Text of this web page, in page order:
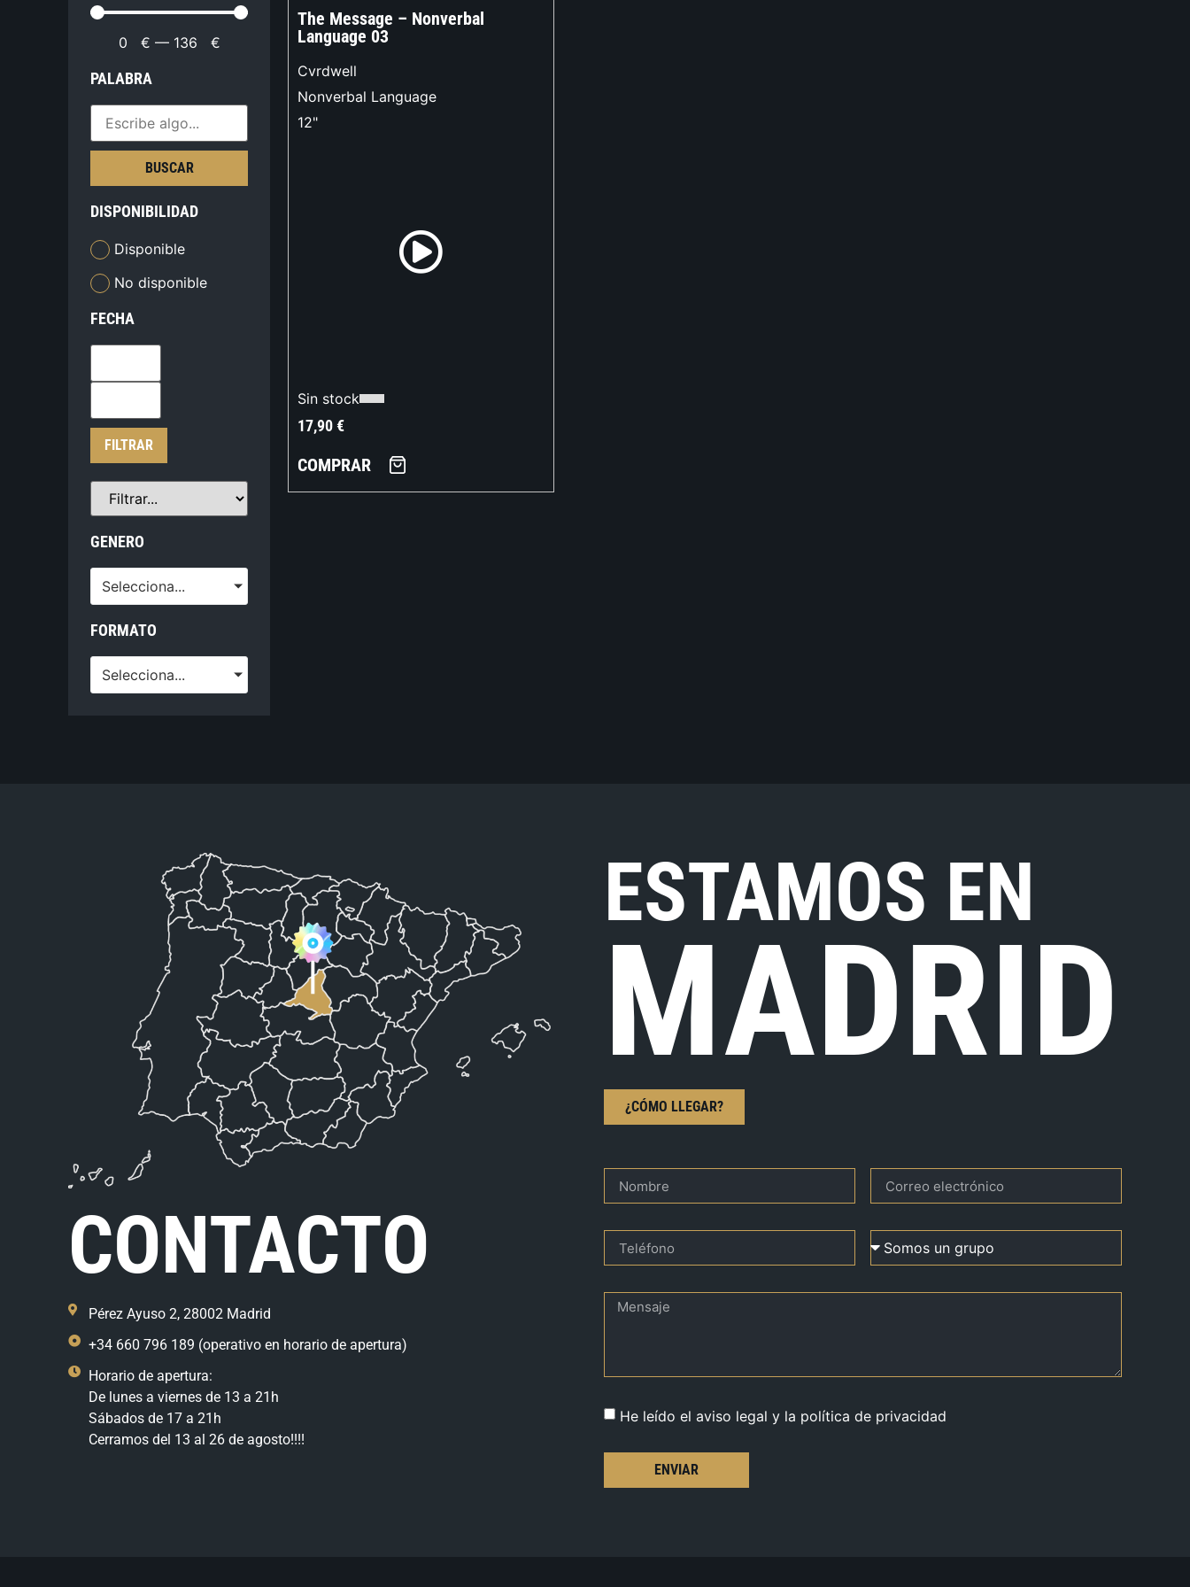
0 € — 136 €
PALABRA
BUSCAR
DISPONIBILIDAD
Disponible
No disponible
FECHA
FILTRAR
GENERO
Selecciona...
FORMATO
Selecciona...
The Message – Nonverbal
Language 03
Cvrdwell
Nonverbal Language
12"
Sin stock
17,90€
COMPRAR
CONTACTO
Pérez Ayuso 2, 28002 Madrid
+34 660 796 189 (operativo en horario de apertura)
Horario de apertura:
De lunes a viernes de 13 a 21h
Sábados de 17 a 21h
Cerramos del 13 al 26 de agosto!!!!
ESTAMOS EN
MADRID
¿CÓMO LLEGAR?
He leído el aviso legal y la política de privacidad
ENVIAR